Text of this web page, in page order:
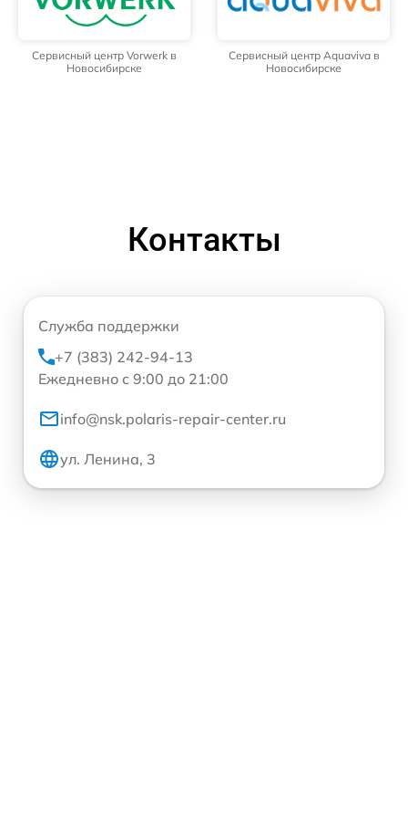
Сервисный центр Vorwerk в
Новосибирске
Сервисный центр Aquaviva в
Новосибирске
Контакты
Служба поддержки
+7 (383) 242-94-13
Ежедневно с 9:00 до 21:00
info@nsk.polaris-repair-center.ru
ул. Ленина, 3